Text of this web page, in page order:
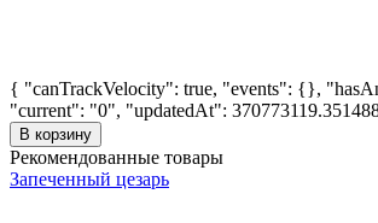
{ "canTrackVelocity": true, "events": {},
"current": "0", "updatedAt":
В корзину
Рекомендованные товары
Запеченный цезарь